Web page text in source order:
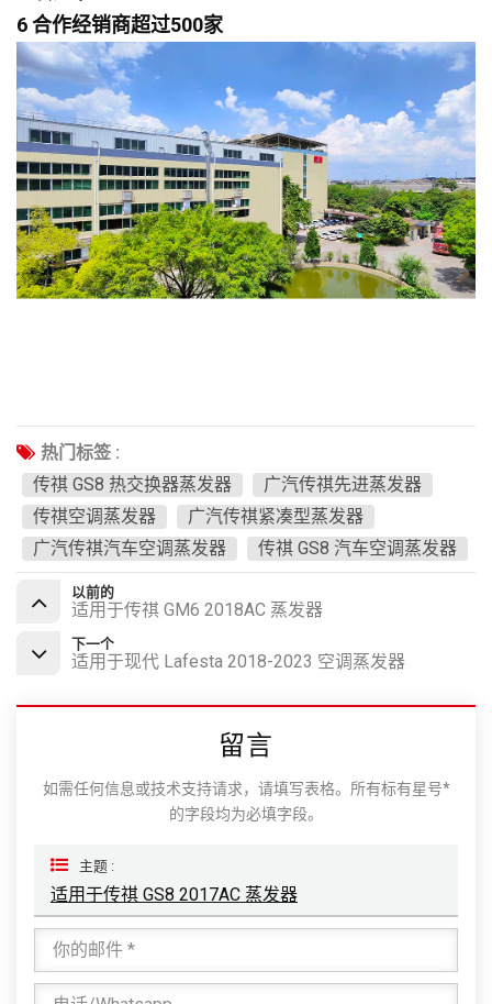
6 合作经销商超过500家
热门标签 :
传祺 GS8 热交换器蒸发器
广汽传祺先进蒸发器
传祺空调蒸发器
广汽传祺紧凑型蒸发器
广汽传祺汽车空调蒸发器
传祺 GS8 汽车空调蒸发器
以前的
适用于传祺 GM6 2018AC 蒸发器
下一个
适用于现代 Lafesta 2018-2023 空调蒸发器
留言
如需任何信息或技术支持请求，请填写表格。所有标有星号*
的字段均为必填字段。
主题 :
适用于传祺 GS8 2017AC 蒸发器